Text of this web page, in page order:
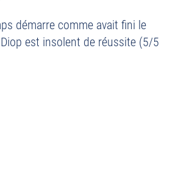
démarre comme avait fini le
est insolent de réussite (5/5
:G COMME UNE IDÉE